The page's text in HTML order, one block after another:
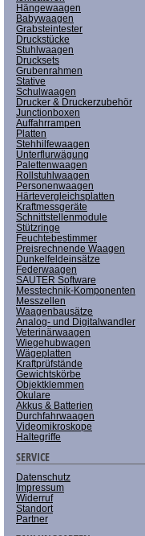
Hängewaagen
Babywaagen
Grabsteintester
Druckstücke
Stuhlwaagen
Drucksets
Grubenrahmen
Stative
Schulwaagen
Drucker & Druckerzubehör
Junctionboxen
Auffahrrampen
Platten
Stehhilfewaagen
Unterflurwägung
Palettenwaagen
Rollstuhlwaagen
Personenwaagen
Härtevergleichsplatten
Kraftmessgeräte
Schnittstellenmodule
Stützringe
Feuchtebestimmer
Preisrechnende Waagen
Dunkelfeldeinsätze
Federwaagen
SAUTER Software
Messtechnik-Komponenten
Messzellen
Waagenbausätze
Analog- und Digitalwandler
Veterinärwaagen
Wiegehubwagen
Wägeplatten
Kraftprüfstände
Gewichtskörbe
Objektklemmen
Okulare
Akkus & Batterien
Durchfahrwaagen
Videomikroskope
Haltegriffe
SERVICE
Datenschutz
Impressum
Widerruf
Standort
Partner